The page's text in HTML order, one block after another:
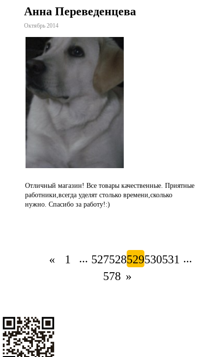
Анна Переведенцева
Октябрь 2014
Отличный магазин! Все товары качественные. Приятные
работники,всегда уделят столько времени,сколько
нужно. Спасибо за работу!:)
« 1 ... 527528529530531 ...
578 »